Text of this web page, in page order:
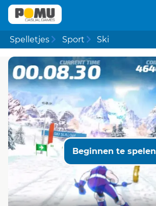
Spelletjes Sport Ski
Beginnen te spelen